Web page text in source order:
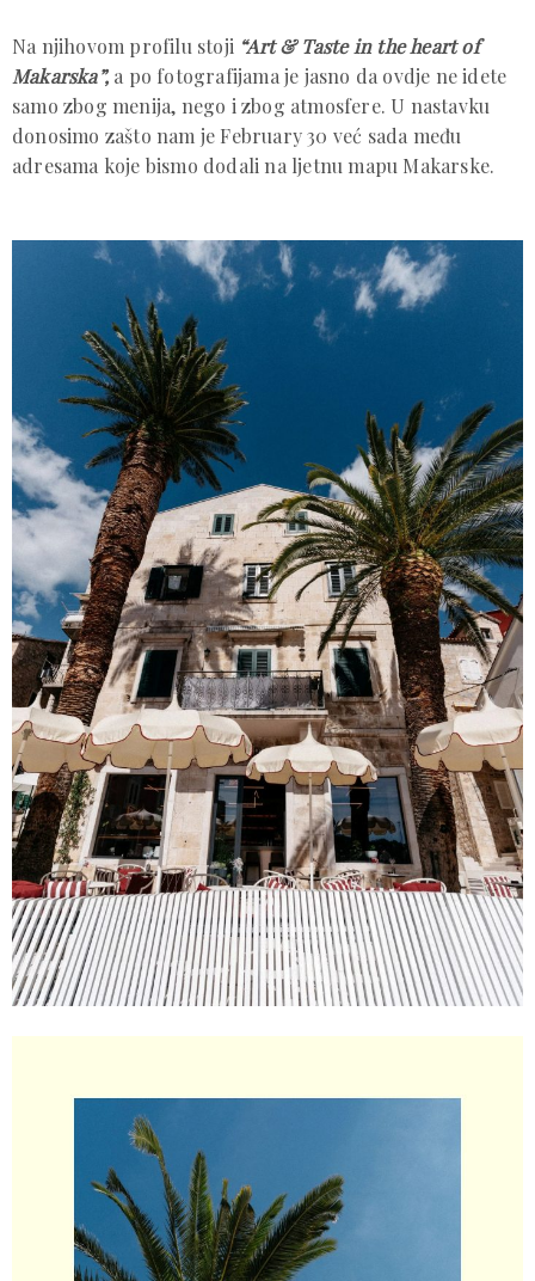
Na njihovom profilu stoji “Art & Taste in the heart of
Makarska”, a po fotografijama je jasno da ovdje ne idete
samo zbog menija, nego i zbog atmosfere. U nastavku
donosimo zašto nam je February 30 već sada među
adresama koje bismo dodali na ljetnu mapu Makarske.